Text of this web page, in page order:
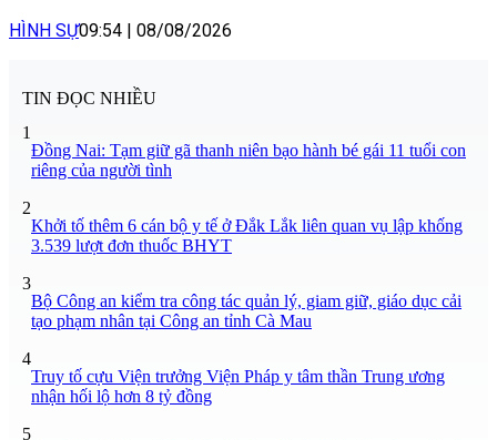
HÌNH SỰ09:54 08/08/2026
TIN ĐỌC NHIỀU
1
Đồng Nai: Tạm giữ gã thanh niên bạo hành bé gái 11 tuổi con
riêng của người tình
2
Khởi tố thêm 6 cán bộ y tế ở Đắk Lắk liên quan vụ lập khống
3.539 lượt đơn thuốc BHYT
3
Bộ Công an kiểm tra công tác quản lý, giam giữ, giáo dục cải
tạo phạm nhân tại Công an tỉnh Cà Mau
4
Truy tố cựu Viện trưởng Viện Pháp y tâm thần Trung ương
nhận hối lộ hơn 8 tỷ đồng
5